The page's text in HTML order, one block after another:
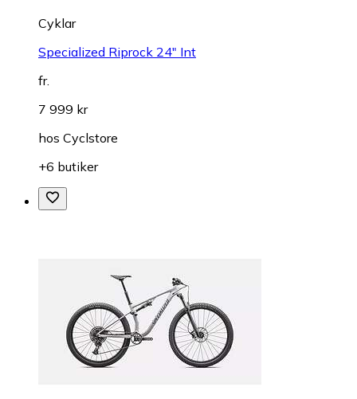
Cyklar
Specialized Riprock 24" Int
fr.
7 999 kr
hos Cyclstore
+6 butiker